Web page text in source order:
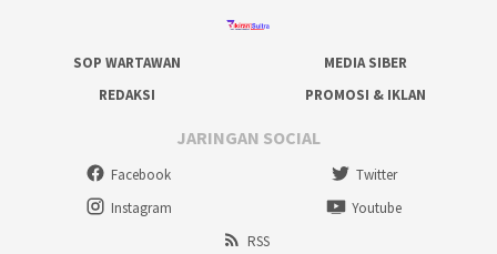
SOP WARTAWAN
MEDIA SIBER
REDAKSI
PROMOSI & IKLAN
JARINGAN SOCIAL
Facebook
Twitter
Instagram
Youtube
RSS